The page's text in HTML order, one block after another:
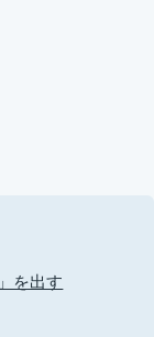
を出す